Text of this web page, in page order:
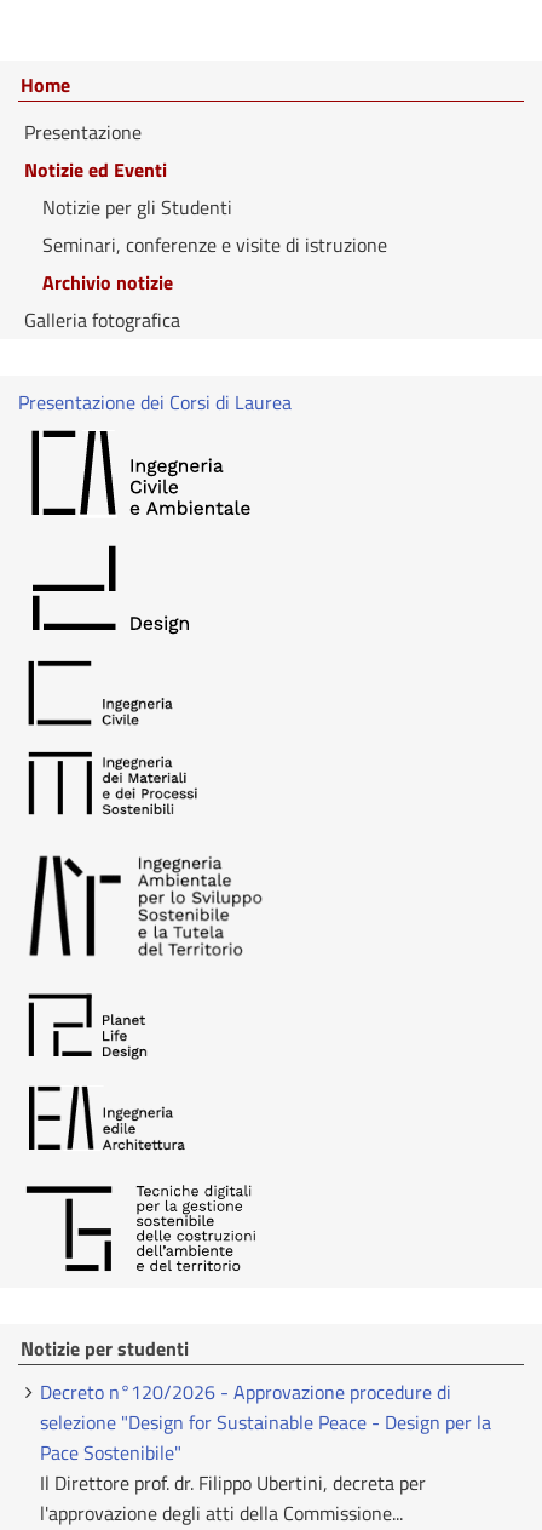
Home
Presentazione
Notizie ed Eventi
Notizie per gli Studenti
Seminari, conferenze e visite di istruzione
Archivio notizie
Galleria fotografica
Presentazione dei Corsi di Laurea
Notizie per studenti
Decreto n°120/2026 - Approvazione procedure di
selezione "Design for Sustainable Peace - Design per la
Pace Sostenibile"
Il Direttore prof. dr. Filippo Ubertini, decreta per
l'approvazione degli atti della Commissione...